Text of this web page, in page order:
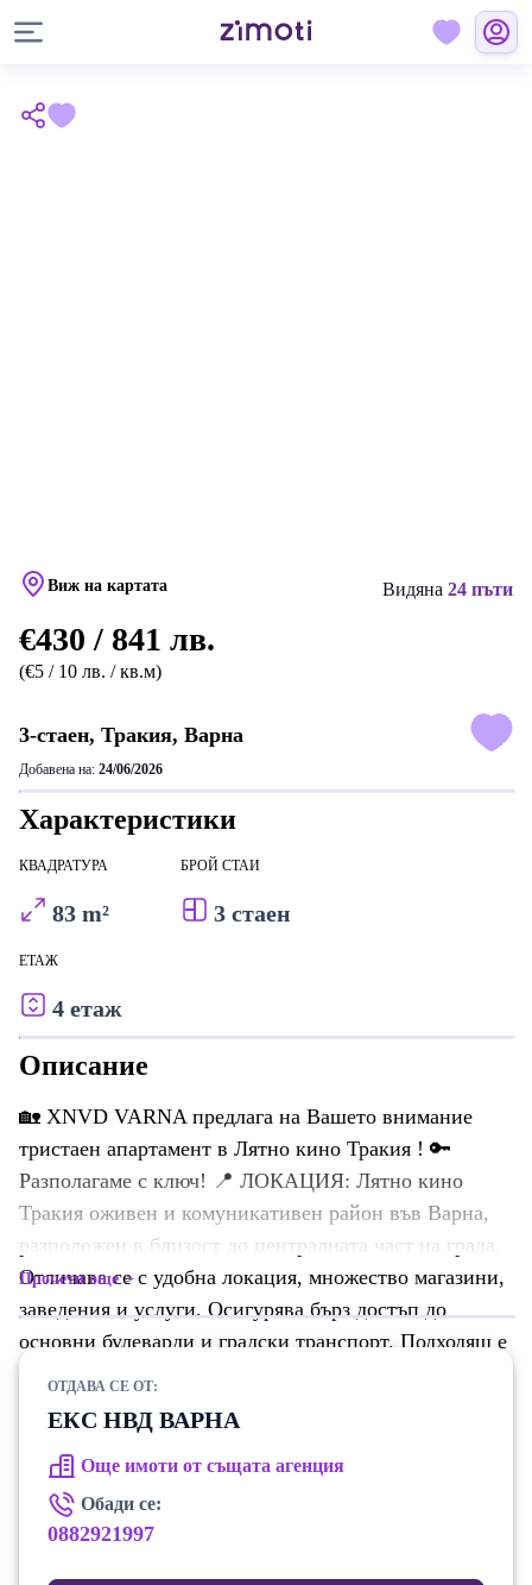
Виж на картата Видяна 24 пъти
€430 / 841 лв.
(€5 / 10 лв. / кв.м)
3-стаен, Тракия, Варна
Добавена на: 24/06/2026
Характеристики
КВАДРАТУРА
83 m²
БРОЙ СТАИ
3 стаен
ЕТАЖ
4 етаж
Описание
🏡 XNVD VARNA предлага на Вашето внимание
тристаен апартамент в Лятно кино Тракия ! 🔑
Разполагаме с ключ! 📍 ЛОКАЦИЯ: Лятно кино
Тракия оживен и комуникативен район във Варна,
разположен в близост до централната част на града.
Отличава се с удобна локация, множество магазини,
заведения и услуги. Осигурява бърз достъп до
основни булеварди и градски транспорт. Подходящ е
кв.м. ✔ етаж: 4 от 12 ✔ разпределение:
коридор,кухненски бокс+всекидневна, спалня,
тераса, килер, баня+тоалетна. 🛋️ СЪСТОЯНИЕ:
Жилището се предлага напълно обзаведено и
Прочети още
ОТДАВА СЕ ОТ:
ЕКС НВД ВАРНА
Още имоти от същата агенция
Обади се:
0882921997